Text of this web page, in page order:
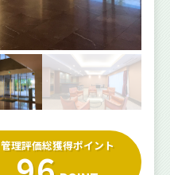
管理評価総獲得ポイント